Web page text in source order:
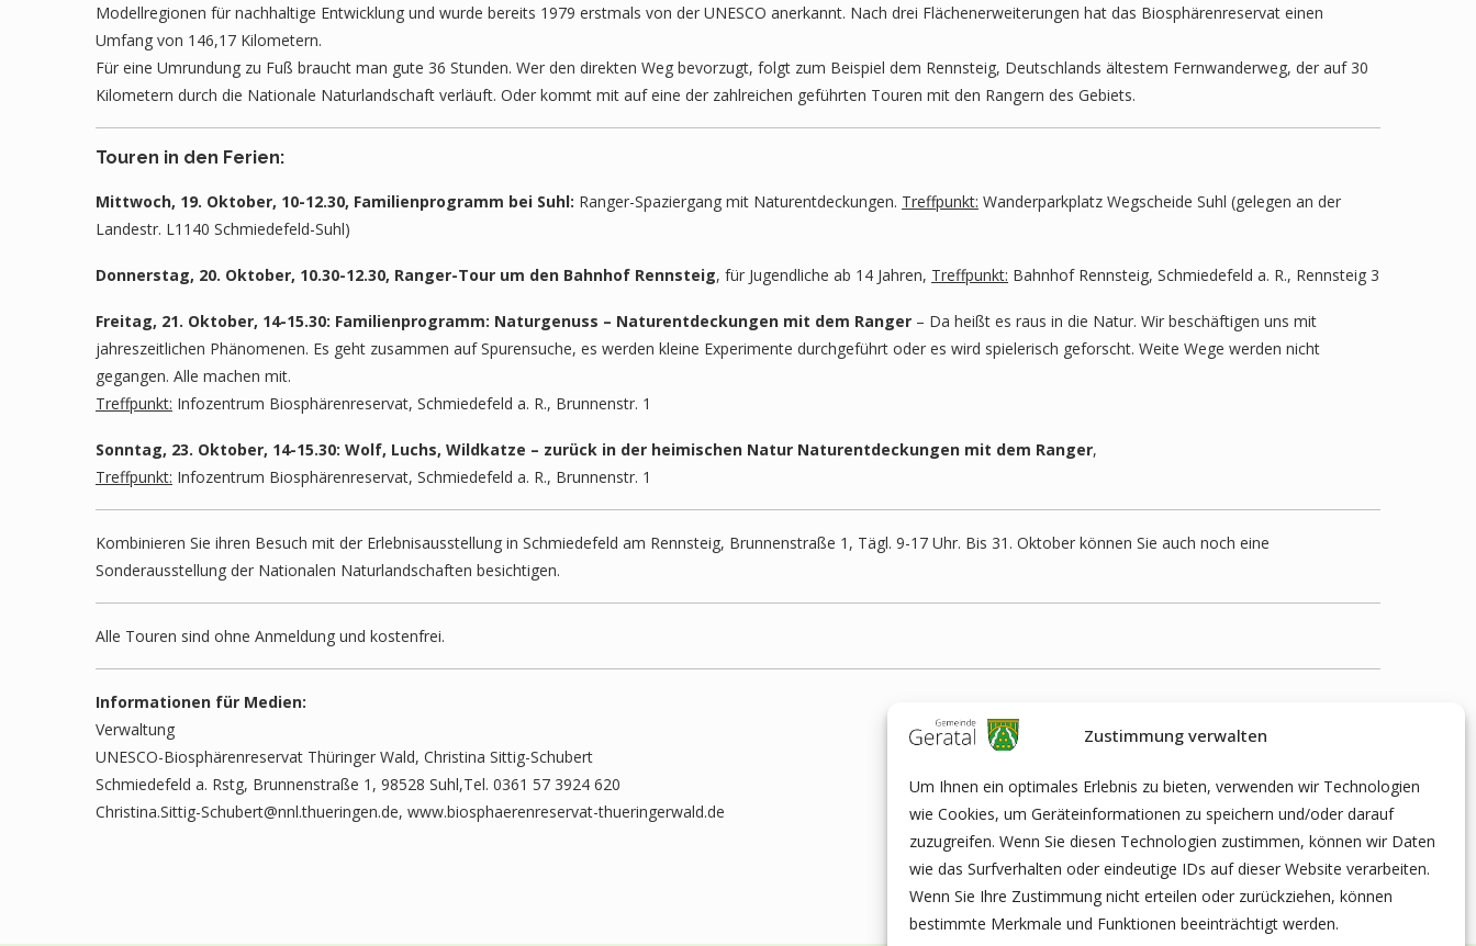
Zustimmung verwalten
Um Ihnen ein optimales Erlebnis zu bieten, verwenden wir Technologien
wie Cookies, um Geräteinformationen zu speichern und/oder darauf
zuzugreifen. Wenn Sie diesen Technologien zustimmen, können wir Daten
wie das Surfverhalten oder eindeutige IDs auf dieser Website verarbeiten.
Wenn Sie Ihre Zustimmung nicht erteilen oder zurückziehen, können
bestimmte Merkmale und Funktionen beeinträchtigt werden.
Modellregionen für nachhaltige Entwicklung und wurde bereits 1979 erstmals von der UNESCO anerkannt. Nach drei Flächenerweiterungen hat das Biosphärenreservat einen
Umfang von 146,17 Kilometern.
Für eine Umrundung zu Fuß braucht man gute 36 Stunden. Wer den direkten Weg bevorzugt, folgt zum Beispiel dem Rennsteig, Deutschlands ältestem Fernwanderweg, der auf 30
Kilometern durch die Nationale Naturlandschaft verläuft. Oder kommt mit auf eine der zahlreichen geführten Touren mit den Rangern des Gebiets.
Touren in den Ferien:
Mittwoch, 19. Oktober, 10-12.30, Familienprogramm bei Suhl: Ranger-Spaziergang mit Naturentdeckungen. Treffpunkt: Wanderparkplatz Wegscheide Suhl (gelegen an der
Landestr. L1140 Schmiedefeld-Suhl)
Donnerstag, 20. Oktober, 10.30-12.30, Ranger-Tour um den Bahnhof Rennsteig, für Jugendliche ab 14 Jahren, Treffpunkt: Bahnhof Rennsteig, Schmiedefeld a. R., Rennsteig 3
Freitag, 21. Oktober, 14-15.30: Familienprogramm: Naturgenuss – Naturentdeckungen mit dem Ranger – Da heißt es raus in die Natur. Wir beschäftigen uns mit
jahreszeitlichen Phänomenen. Es geht zusammen auf Spurensuche, es werden kleine Experimente durchgeführt oder es wird spielerisch geforscht. Weite Wege werden nicht
gegangen. Alle machen mit.
Treffpunkt: Infozentrum Biosphärenreservat, Schmiedefeld a. R., Brunnenstr. 1
Sonntag, 23. Oktober, 14-15.30: Wolf, Luchs, Wildkatze – zurück in der heimischen Natur Naturentdeckungen mit dem Ranger,
Treffpunkt: Infozentrum Biosphärenreservat, Schmiedefeld a. R., Brunnenstr. 1
Kombinieren Sie ihren Besuch mit der Erlebnisausstellung in Schmiedefeld am Rennsteig, Brunnenstraße 1, Tägl. 9-17 Uhr. Bis 31. Oktober können Sie auch noch eine
Sonderausstellung der Nationalen Naturlandschaften besichtigen.
Alle Touren sind ohne Anmeldung und kostenfrei.
Informationen für Medien:
Verwaltung
UNESCO-Biosphärenreservat Thüringer Wald, Christina Sittig-Schubert
Schmiedefeld a. Rstg, Brunnenstraße 1, 98528 Suhl,Tel. 0361 57 3924 620
Christina.Sittig-Schubert@nnl.thueringen.de, www.biosphaerenreservat-thueringerwald.de